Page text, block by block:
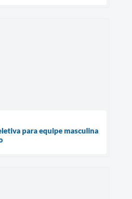
para equipe masculina